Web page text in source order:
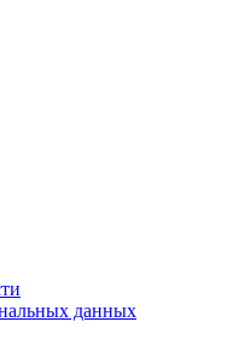
данных